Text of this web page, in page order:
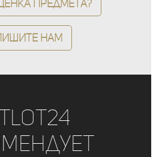
предмета?
нам